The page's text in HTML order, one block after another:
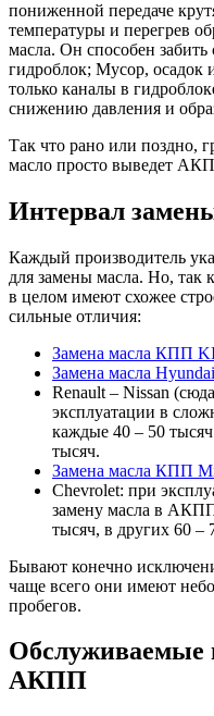
пониженной передаче
температуры и перегрев
масла. Он способен
гидроблок; Мусор, осадок
только каналы в
снижению давления и
Так что рано или поздно,
масло просто выведет
Интервал
Каждый производитель
для замены масла. Но,
в целом имеют схожее
сильные отличия:
Замена масла КПП
Замена масла Hyundai
Renault – Nissan
эксплуатации в
каждые 40 – 50
тысяч.
Замена масла КПП
Chevrolet: при
замену масла в
тысяч, в других 60 –
Бывают конечно
чаще всего они имеют
пробегов.
Обслуживаемые
АКПП